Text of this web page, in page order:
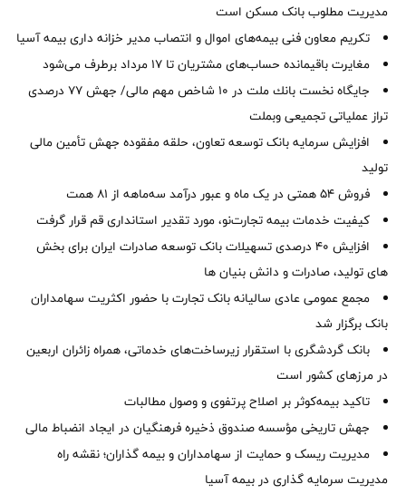
مدیریت مطلوب بانک مسکن است
تکریم معاون فنی بیمه‌های اموال و انتصاب مدیر خزانه داری بیمه آسیا
مغایرت‌ باقیمانده حساب‌های مشتریان تا ۱۷ مرداد برطرف می‌شود
جایگاه نخست بانك ملت در 10 شاخص مهم مالی/ جهش 77 درصدی
تراز عملیاتی تجمیعی وبملت
افزایش سرمایه بانک توسعه تعاون، حلقه مفقوده جهش تأمین مالی
تولید
فروش 54 همتی در یک ماه و عبور درآمد سه‌ماهه از 81 همت
کیفیت خدمات بیمه تجارت‌نو، مورد تقدیر استانداری قم قرار گرفت
افزایش 40 درصدی تسهیلات بانک توسعه صادرات ایران برای بخش
های تولید، صادرات و دانش بنیان ها
مجمع عمومی عادی سالیانه بانک تجارت با حضور اکثریت سهامداران
بانک برگزار شد
بانک گردشگری با استقرار زیرساخت‌های خدماتی، همراه زائران اربعین
در مرزهای کشور است
تاکید بیمه‌کوثر بر اصلاح پرتفوی و وصول مطالبات ‌
جهش تاریخی مؤسسه صندوق ذخیره فرهنگیان در ایجاد انضباط مالی
مدیریت ریسک و حمایت از سهامداران و بیمه گذاران؛ نقشه راه
مدیریت سرمایه گذاری در بیمه آسیا